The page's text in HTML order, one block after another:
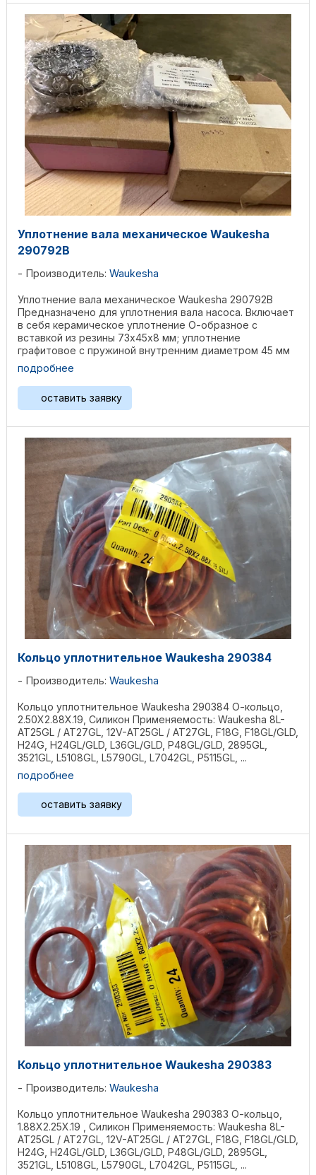
Уплотнение вала механическое Waukesha
290792В
Производитель: Waukesha
Уплотнение вала механическое Waukesha 290792В
Предназначено для уплотнения вала насоса. Включает
в себя керамическое уплотнение О-образное с
вставкой из резины 73х45х8 мм; уплотнение
графитовое с пружиной внутренним диаметром 45 мм
Применяемость: ...
подробнее
оставить заявку
Кольцо уплотнительное Waukesha 290384
Производитель: Waukesha
Кольцо уплотнительное Waukesha 290384 О-кольцо,
2.50X2.88X.19, Силикон Применяемость: Waukesha 8L-
AT25GL / AT27GL, 12V-AT25GL / AT27GL, F18G, F18GL/GLD,
H24G, H24GL/GLD, L36GL/GLD, P48GL/GLD, 2895GL,
3521GL, L5108GL, L5790GL, L7042GL, P5115GL, ...
подробнее
оставить заявку
Кольцо уплотнительное Waukesha 290383
Производитель: Waukesha
Кольцо уплотнительное Waukesha 290383 О-кольцо,
1.88X2.25X.19 , Силикон Применяемость: Waukesha 8L-
AT25GL / AT27GL, 12V-AT25GL / AT27GL, F18G, F18GL/GLD,
H24G, H24GL/GLD, L36GL/GLD, P48GL/GLD, 2895GL,
3521GL, L5108GL, L5790GL, L7042GL, P5115GL, ...